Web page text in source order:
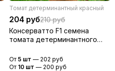
Томат детерминантный красный
204 руб210 руб
Консерватто F1 семена
томата детерминантного
От 5 шт — 202 руб
От 10 шт — 200 руб